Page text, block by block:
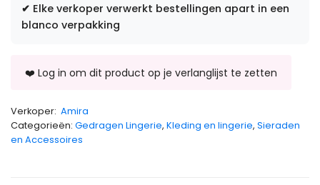
✔ Elke verkoper verwerkt bestellingen apart in een
blanco verpakking
Verkoper: Amira
Categorieën: Gedragen Lingerie, Kleding en lingerie, Sieraden
en Accessoires